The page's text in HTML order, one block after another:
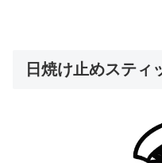
日焼け止めスティ